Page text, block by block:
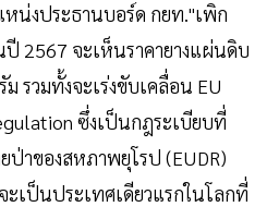
หน่งประธานบอร์ด กยท."เพิก
ปี 2567 จะเห็นราคายางแผ่นดิบ
รวมทั้งจะเร่งขับเคลื่อน EU
ซึ่งเป็นกฎระเบียบที่
ป่าของสหภาพยุโรป (EUDR)
เป็นประเทศเดียวแรกในโลกที่